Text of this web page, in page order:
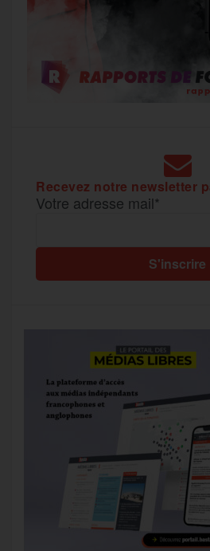
Recevez notre newsletter
Votre adresse mail*